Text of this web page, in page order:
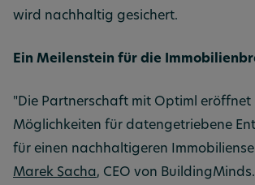
wird nachhaltig gesichert.
Ein Meilenstein für die
"Die Partnerschaft mit Optiml eröffnet
Möglichkeiten für datengetriebene
für einen nachhaltigeren
Marek Sacha, CEO von